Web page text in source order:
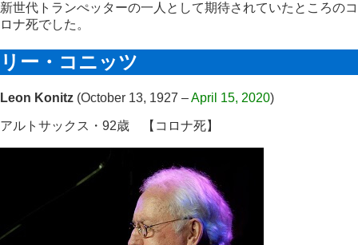
新世代トランぺッターの一人として期待されていたところのコ
ロナ死でした。
リー・コニッツ
Leon Konitz (October 13, 1927 –April 15, 2020)
アルトサックス・92歳 【コロナ死】